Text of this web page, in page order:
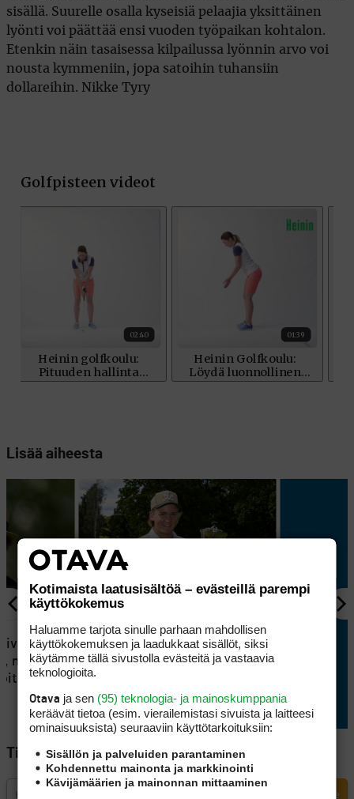
sisällä. Suurelle osalla kyseisiä pelaajia yksittäinen
lyönti voi päättää ensi vuoden työpaikan kohtalon.
Etenkin näin tasaisessa kilpailussa lyönnin arvo voi
nousta kymmeniin, jopa satoihin tuhansiin
dollareihin. Nikke Tyry
Lisää aiheesta
KILPAGOLF
Eppu Normaali siivitti Konsta
Jutilan Erkko Trophyn
voittoon
Tapio
mutta
Tilaa Golfpisteen uutiskirje
Kotimaista laatusisältöä – evästeillä parempi
käyttökokemus
Haluamme tarjota sinulle parhaan mahdollisen
käyttökokemuksen ja laadukkaat sisällöt, siksi
käytämme tällä sivustolla evästeitä ja vastaavia
teknologioita.
Otava ja sen (95) teknologia- ja mainoskumppania
keräävät tietoa (esim. vierailemis­tasi sivuista ja laitteesi
ominaisuuk­sista) seuraaviin käyttötarkoituksiin:
Sisällön ja palveluiden parantaminen
Kohdennettu mainonta ja markkinointi
Kävijämäärien ja mainonnan mittaaminen